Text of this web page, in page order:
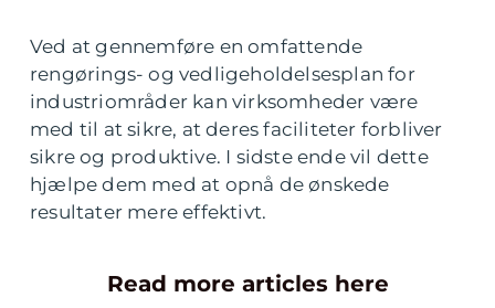
Ved at gennemføre en omfattende
rengørings- og vedligeholdelsesplan for
industriområder kan virksomheder være
med til at sikre, at deres faciliteter forbliver
sikre og produktive. I sidste ende vil dette
hjælpe dem med at opnå de ønskede
resultater mere effektivt.
Read more articles here